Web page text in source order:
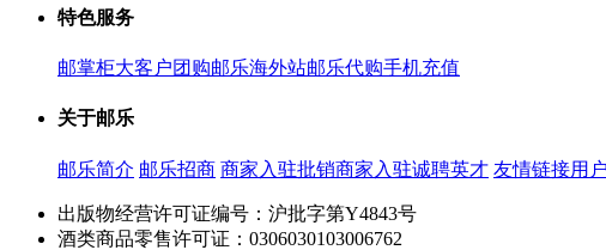
特色服务
邮掌柜大客户团购邮乐海外站邮乐代购手机充值
关于邮乐
邮乐简介 邮乐招商 商家入驻批销商家入驻诚聘英才 友情链接用
出版物经营许可证编号：沪批字第Y4843号
酒类商品零售许可证：0306030103006762